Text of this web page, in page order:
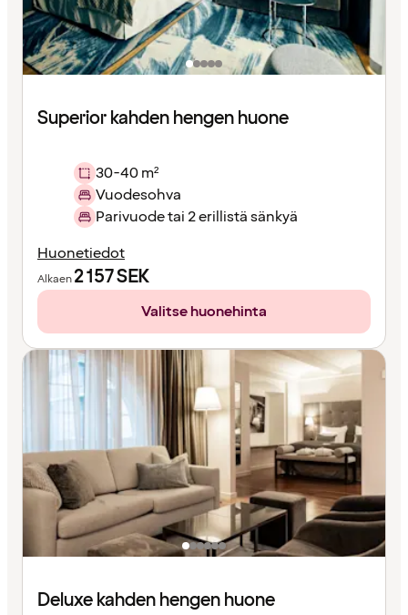
Superior kahden hengen huone
30-40 m²
Vuodesohva
Parivuode tai 2 erillistä sänkyä
Huonetiedot
Alkaen2 157SEK
Valitse huonehinta
Deluxe kahden hengen huone